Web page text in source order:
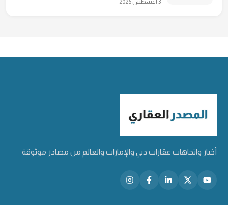
3 أغسطس 2026
أخبار واتجاهات عقارات دبي والإمارات والعالم من مصادر موثوقة